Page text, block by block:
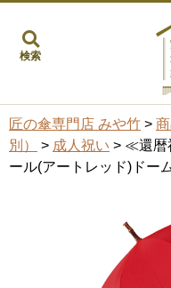
検索
匠の傘専門店 みや竹 >
別）
> 成人祝い > ≪還暦
ール(アートレッド)ドー